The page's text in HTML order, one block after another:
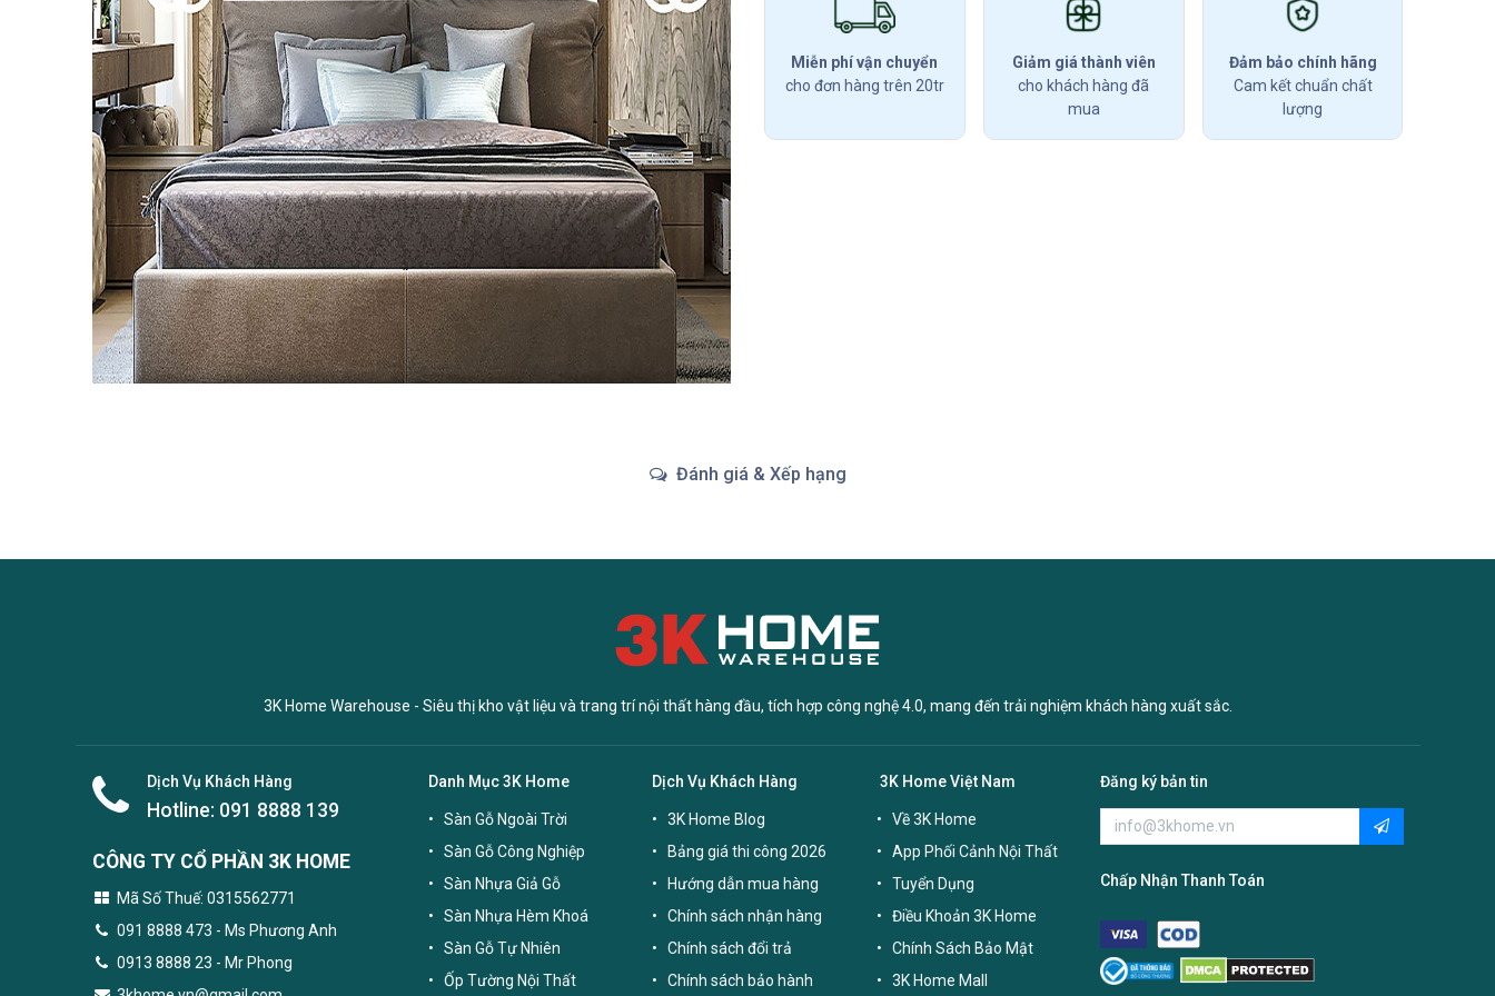
Miễn phí vận chuyển
cho đơn hàng trên 20tr
Giảm giá thành viên
cho khách hàng đã
mua
Đảm bảo chính hãng
Cam kết chuẩn chất
lượng
Đánh giá & Xếp hạng
3K Home Warehouse - Siêu thị kho vật liệu và trang trí nội thất hàng đầu, tích hợp công nghệ 4.0, mang đến trải nghiệm khách hàng xuất sắc.
Dịch Vụ Khách Hàng
Hotline: 091 8888 139
CÔNG TY CỔ PHẦN 3K HOME
Mã Số Thuế: 0315562771
091 8888 473 - Ms Phương Anh
0913 8888 23 - Mr Phong
Danh Mục 3K Home
Sàn Gỗ Ngoài Trời
Sàn Gỗ Công Nghiệp
Sàn Nhựa Giả Gỗ
Sàn Nhựa Hèm Khoá
Sàn Gỗ Tự Nhiên
Ốp Tường Nội Thất
Dịch Vụ Khách Hàng
3K Home Blog
Bảng giá thi công 2026
Hướng dẫn mua hàng
Chính sách nhận hàng
Chính sách đổi trả
Chính sách bảo hành
3K Home Việt Nam
Về 3K Home
App Phối Cảnh Nội Thất
Tuyển Dụng
Điều Khoản 3K Home
Chính Sách Bảo Mật
3K Home Mall
Đăng ký bản tin
Chấp Nhận Thanh Toán